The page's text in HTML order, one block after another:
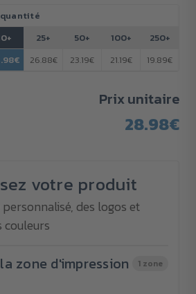
quantité
25+
26.88€
50+
23.19€
100+
21.19€
250+
19.89€
Prix unitaire
28.98€
votre produit
des logos et
couleurs
zone d'impression 1 zone